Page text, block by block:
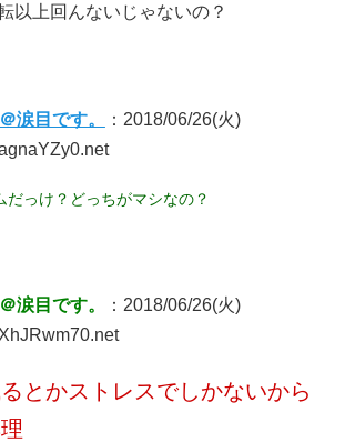
以上回んないじゃないの？
涙目です。
：2018/06/26(火)
だっけ？どっちがマシなの？
涙目です。
：2018/06/26(火)
とかストレスでしかないから